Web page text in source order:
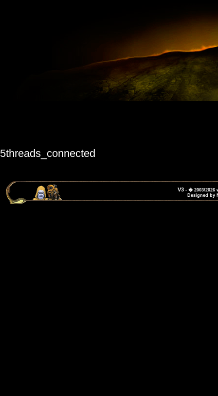
V3 - � 2003/
Designed by
5threads_connected